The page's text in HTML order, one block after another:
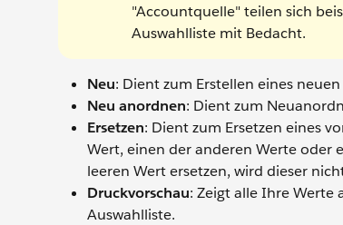
"Accountquelle" teilen sich
Auswahlliste mit Bedacht.
Neu: Dient zum Erstellen eines neuen
Neu anordnen: Dient zum
Ersetzen: Dient zum Ersetzen eines
Wert, einen der anderen Werte oder
leeren Wert ersetzen, wird dieser
Druckvorschau: Zeigt alle Ihre Werte
Auswahlliste.